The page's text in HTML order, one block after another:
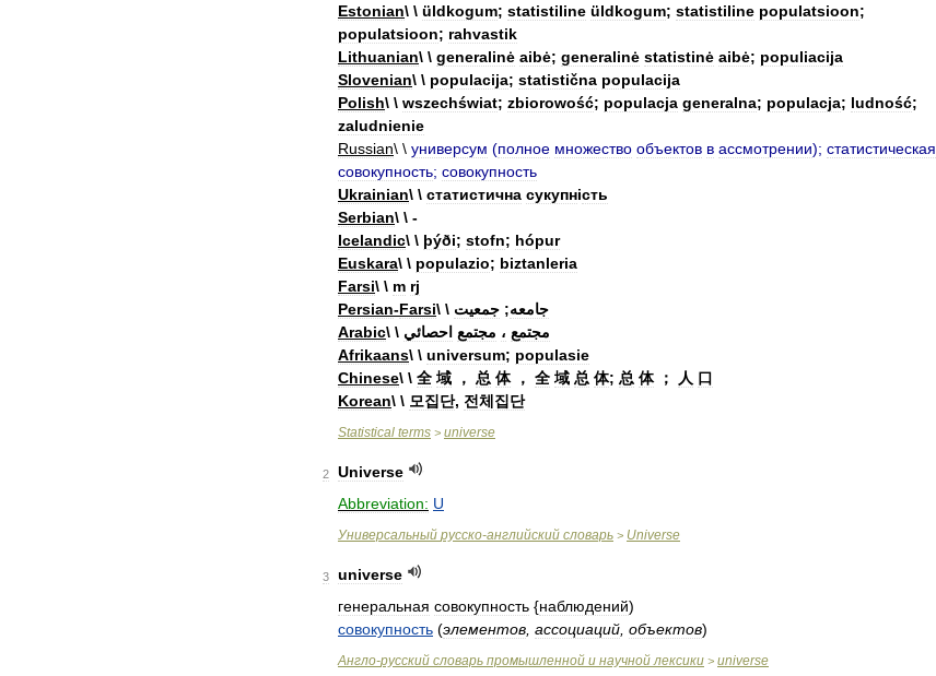
Estonian\ \ üldkogum; statistiline üldkogum; statistiline populatsioon;
populatsioon; rahvastik
Lithuanian\ \ generalinė aibė; generalinė statistinė aibė; populiacija
Slovenian\ \ populacija; statistična populacija
Polish\ \ wszechświat; zbiorowość; populacja generalna; populacja; ludność;
zaludnienie
Russian\ \ универсум (полное множество объектов в ассмотрении); статистическая
совокупность; совокупность
Ukrainian\ \ статистична сукупність
Serbian\ \ -
Icelandic\ \ þýði; stofn; hópur
Euskara\ \ populazio; biztanleria
Farsi\ \ m rj
Persian-Farsi\ \ جامعه; جمعيت
Arabic\ \ مجتمع ، مجتمع احصائي
Afrikaans\ \ universum; populasie
Chinese\ \ 全 域 ， 总 体， 全 域 总 体; 总 体； 人 口
Korean\ \ 모집단, 전체집단
Statistical terms > universe
2
Universe
Abbreviation: U
Универсальный русско-английский словарь > Universe
3
universe
генеральная совокупность {наблюдений)
совокупность (элементов ассоциаций объектов)
Англо-русский словарь промышленной и научной лексики > universe